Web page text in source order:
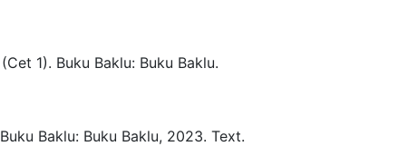
(Cet 1). Buku Baklu: Buku Baklu.
Buku Baklu: Buku Baklu, 2023. Text.